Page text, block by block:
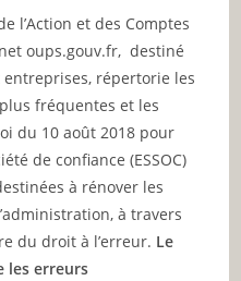
l’Action et des Comptes
oups.gouv.fr, destiné
répertorie les
fréquentes et les
du 10 août 2018 pour
de confiance (ESSOC)
à rénover les
à travers
du droit à l’erreur. Le
les erreurs